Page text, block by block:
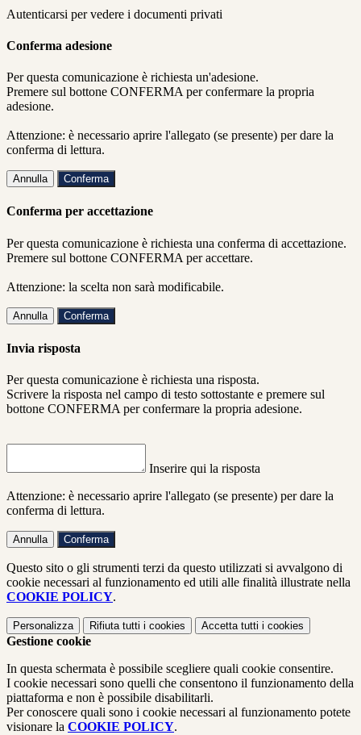
Autenticarsi per vedere i documenti privati
Conferma adesione
Per questa comunicazione è richiesta un'adesione.
Premere sul bottone CONFERMA per confermare la propria
adesione.
Attenzione: è necessario aprire l'allegato (se presente) per dare la
conferma di lettura.
Annulla Conferma
Conferma per accettazione
Per questa comunicazione è richiesta una conferma di accettazione.
Premere sul bottone CONFERMA per accettare.
Attenzione: la scelta non sarà modificabile.
Annulla Conferma
Invia risposta
Per questa comunicazione è richiesta una risposta.
Scrivere la risposta nel campo di testo sottostante e premere sul
bottone CONFERMA per confermare la propria adesione.
Inserire qui la risposta
Attenzione: è necessario aprire l'allegato (se presente) per dare la
conferma di lettura.
Annulla Conferma
Questo sito o gli strumenti terzi da questo utilizzati si avvalgono di
cookie necessari al funzionamento ed utili alle finalità illustrate nella
COOKIE POLICY.
Personalizza Rifiuta tutti i cookies Accetta tutti i cookies
Gestione cookie
In questa schermata è possibile scegliere quali cookie consentire.
I cookie necessari sono quelli che consentono il funzionamento della
piattaforma e non è possibile disabilitarli.
Per conoscere quali sono i cookie necessari al funzionamento potete
visionare la COOKIE POLICY.